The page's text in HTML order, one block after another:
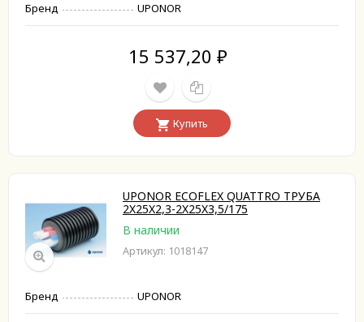
Бренд UPONOR
15 537,20 ₽
Купить
UPONOR ECOFLEX QUATTRO ТРУБА
2X25X2,3-2X25X3,5/175
В наличии
Артикул: 1018147
Бренд UPONOR